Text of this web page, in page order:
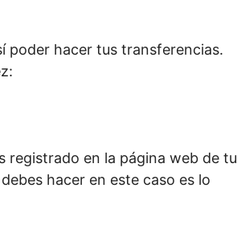
poder hacer tus transferencias.
registrado en la página web de tu
hacer en este caso es lo